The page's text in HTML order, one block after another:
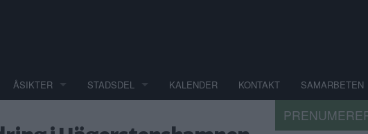
ÅSIKTER STADSDEL KALENDER KONTAKT SAMARBETEN